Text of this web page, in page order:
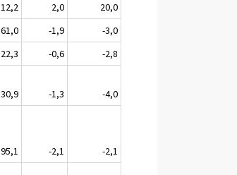
12,2 2,0
20,0
61,0 -1,9
-3,0
22,3 -0,6
-2,8
30,9 -1,3
-4,0
95,1 -2,1
-2,1